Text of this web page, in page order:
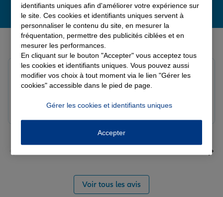
Derniers avis de nos agences Allianz
Note de 5 sur 5
Le 06/08/2026 - Agence SOURDEVAL
louna p.
Voir tous les avis
identifiants uniques afin d'améliorer votre expérience sur
le site. Ces cookies et identifiants uniques servent à
personnaliser le contenu du site, en mesurer la
fréquentation, permettre des publicités ciblées et en
mesurer les performances.
En cliquant sur le bouton "Accepter" vous acceptez tous
les cookies et identifiants uniques. Vous pouvez aussi
modifier vos choix à tout moment via le lien "Gérer les
cookies" accessible dans le pied de page.
Gérer les cookies et identifiants uniques
Accepter